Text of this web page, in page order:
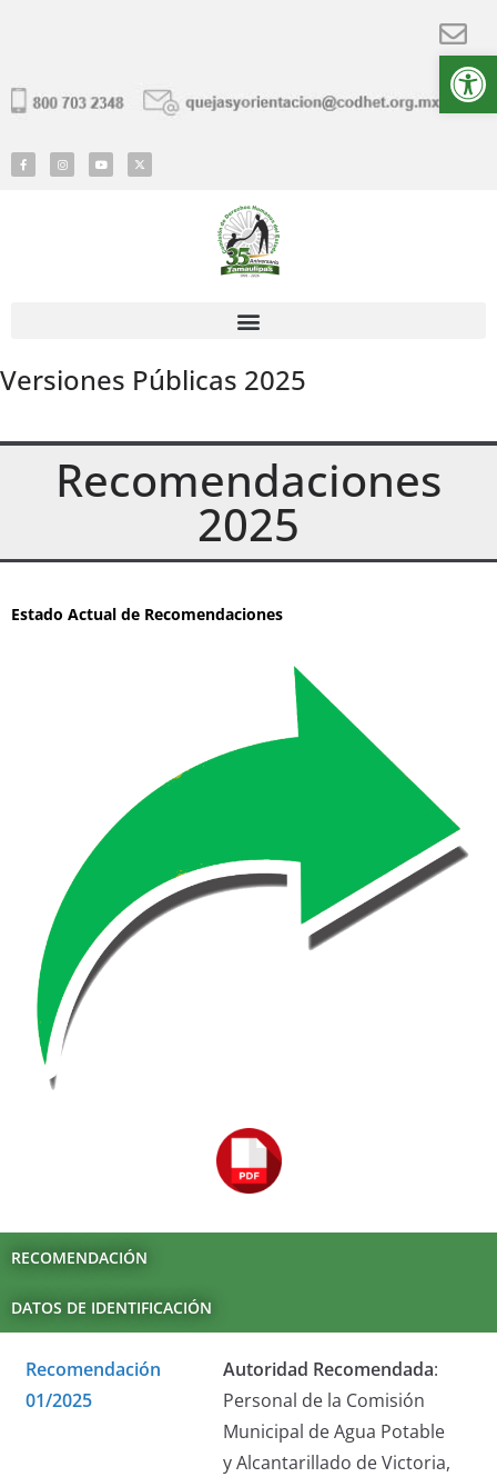
Versiones Públicas 2025
Recomendaciones
2025
Estado Actual de Recomendaciones
RECOMENDACIÓN
DATOS DE IDENTIFICACIÓN
Recomendación
01/2025
Autoridad Recomendada:
Personal de la Comisión
Municipal de Agua Potable
y Alcantarillado de Victoria,